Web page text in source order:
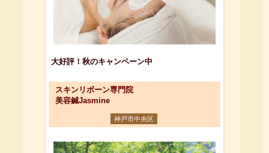
大好評！秋のキャンペーン中
スキンリボーン専門院
美容鍼Jasmine
神戸市中央区